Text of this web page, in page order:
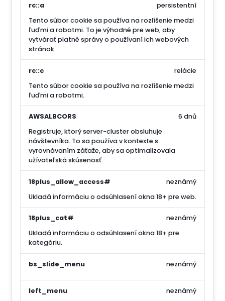
rc::a
Tento súbor cookie sa používa na rozlíšenie medzi
ľuďmi a robotmi. To je výhodné pre web, aby
vytvárať platné správy o používaní ich webových
stránok.
persistentní
rc::c
Tento súbor cookie sa používa na rozlíšenie medzi
ľuďmi a robotmi.
relácie
AWSALBCORS
Registruje, ktorý server-cluster obsluhuje
návštevníka. To sa používa v kontexte s
vyrovnávaním záťaže, aby sa optimalizovala
užívateľská skúsenosť.
6 dnů
18plus_allow_access#
Ukladá informáciu o odsúhlasení okna 18+ pre web.
neznámý
18plus_cat#
Ukladá informáciu o odsúhlasení okna 18+ pre
kategóriu.
neznámý
bs_slide_menu neznámý
left_menu
neznámý